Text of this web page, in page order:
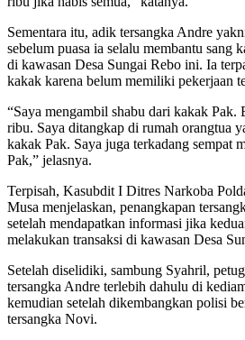
Sementara itu, adik tersangka Andre
sebelum puasa ia selalu membantu sang
di kawasan Desa Sungai Rebo ini. Ia
kakak karena belum memiliki pekerjaan
“Saya mengambil shabu dari kakak Pak.
ribu. Saya ditangkap di rumah orangtua
kakak Pak. Saya juga terkadang sempat
Pak,” jelasnya.
Terpisah, Kasubdit I Ditres Narkoba
Musa menjelaskan, penangkapan
setelah mendapatkan informasi jika
melakukan transaksi di kawasan Desa
Setelah diselidiki, sambung Syahril,
tersangka Andre terlebih dahulu di
kemudian setelah dikembangkan polisi
tersangka Novi.